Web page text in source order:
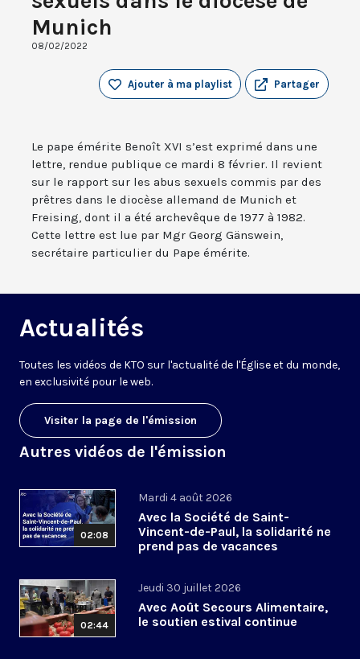
Munich
08/02/2022
Partager
Ajouter à ma playlist
Le pape émérite Benoît XVI s’est exprimé dans une
lettre, rendue publique ce mardi 8 février. Il revient
sur le rapport sur les abus sexuels commis par des
prêtres dans le diocèse allemand de Munich et
Freising, dont il a été archevêque de 1977 à 1982.
Cette lettre est lue par Mgr Georg Gänswein,
secrétaire particulier du Pape émérite.
Actualités
Toutes les vidéos de KTO sur l'actualité de l'Église et du monde,
en exclusivité pour le web.
Visiter la page de l'émission
Autres vidéos de l'émission
02:08
Mardi 4 août 2026
Avec la Société de Saint-
Vincent-de-Paul, la solidarité ne
prend pas de vacances
02:44
Jeudi 30 juillet 2026
Avec Août Secours Alimentaire,
le soutien estival continue